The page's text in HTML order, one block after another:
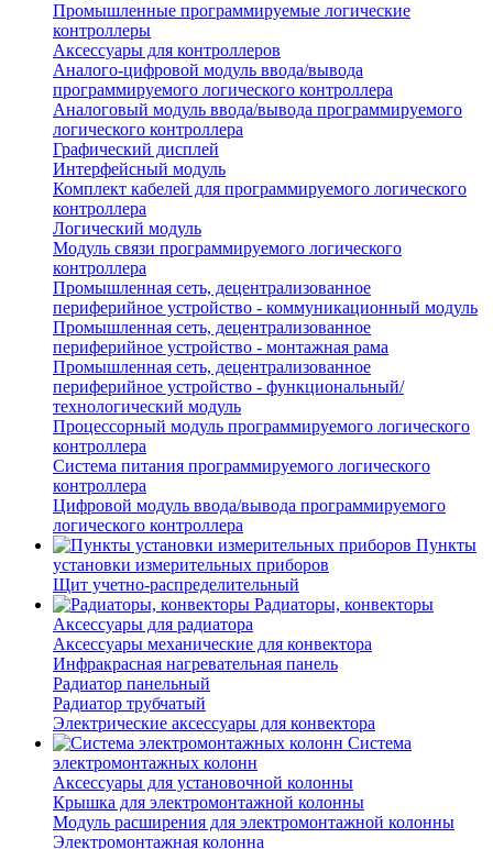
Промышленные программируемые логические
контроллеры
Аксессуары для контроллеров
Аналого-цифровой модуль ввода/вывода
программируемого логического контроллера
Аналоговый модуль ввода/вывода программируемого
логического контроллера
Графический дисплей
Интерфейсный модуль
Комплект кабелей для программируемого логического
контроллера
Логический модуль
Модуль связи программируемого логического
контроллера
Промышленная сеть, децентрализованное
периферийное устройство - коммуникационный модуль
Промышленная сеть, децентрализованное
периферийное устройство - монтажная рама
Промышленная сеть, децентрализованное
периферийное устройство - функциональный/
технологический модуль
Процессорный модуль программируемого логического
контроллера
Система питания программируемого логического
контроллера
Цифровой модуль ввода/вывода программируемого
логического контроллера
Пункты
установки измерительных приборов
Щит учетно-распределительный
Радиаторы, конвекторы
Аксессуары для радиатора
Аксессуары механические для конвектора
Инфракрасная нагревательная панель
Радиатор панельный
Радиатор трубчатый
Электрические аксессуары для конвектора
Система
электромонтажных колонн
Аксессуары для установочной колонны
Крышка для электромонтажной колонны
Модуль расширения для электромонтажной колонны
Электромонтажная колонна